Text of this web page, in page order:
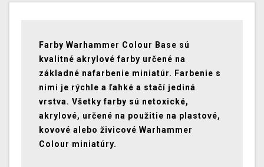
Farby Warhammer Colour Base sú
kvalitné akrylové farby určené na
základné nafarbenie miniatúr. Farbenie s
nimi je rýchle a ľahké a stačí jediná
vrstva. Všetky farby sú netoxické,
akrylové, určené na použitie na plastové,
kovové alebo živicové Warhammer
Colour miniatúry.